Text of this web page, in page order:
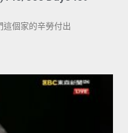
這個家的辛勞付出